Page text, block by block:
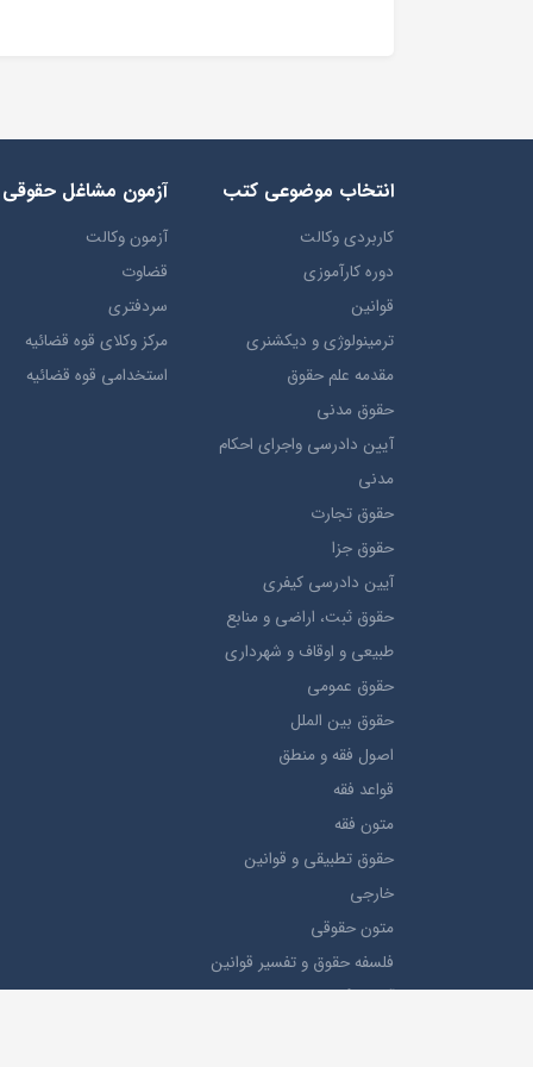
انتخاب​ موضوعي​ کتب
کاربردی وکالت
دوره کارآموزی
قوانین
ترمينولوژي و ديکشنري
مقدمه علم حقوق
حقوق مدني
آيين دادرسي ​واجراي ​احکام ​
مدني
حقوق تجارت
حقوق جزا
آيین دادرسی کیفری
حقوق ثبت، اراضي و منابع
طبيعي و اوقاف و شهرداری
حقوق عمومی
حقوق بين الملل
اصول فقه و منطق
قواعد فقه
متون فقه
حقوق تطبيقي و قوانین
خارجی
متون حقوقي
فلسفه حقوق و تفسیر قوانین
آیین نگارش حقوقی
آزمون مشاغل حقوقی
آزمون وکالت
قضاوت
سردفتری
مرکز وکلای قوه قضائیه
استخدامی قوه قضائیه